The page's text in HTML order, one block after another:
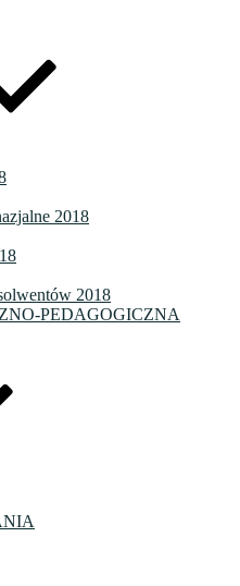
2018
2018
PEDAGOGICZNA